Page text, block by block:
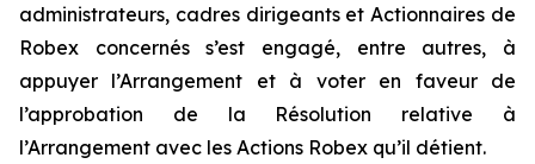
administrateurs, cadres dirigeants et Actionnaires de
Robex concernés s’est engagé, entre autres, à
appuyer l’Arrangement et à voter en faveur de
l’approbation de la Résolution relative à
l’Arrangement avec les Actions Robex qu’il détient.